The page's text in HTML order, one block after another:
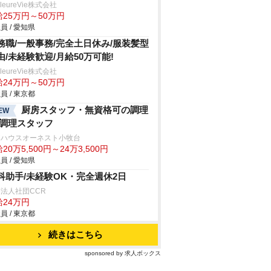
株式会社
25万円～50万円
/ 愛知県
職/一般事務/完全土日休み/服装髪型
/未経験歓迎/月給50万可能!
株式会社
24万円～50万円
/ 東京都
厨房スタッフ・無資格可の調理
理スタッフ
ウスオーネスト小牧台
20万5,500円～24万3,500円
/ 愛知県
助手/未経験OK・完全週休2日
人社団CCR
24万円
/ 東京都
続きはこちら
sponsored by 求人ボックス